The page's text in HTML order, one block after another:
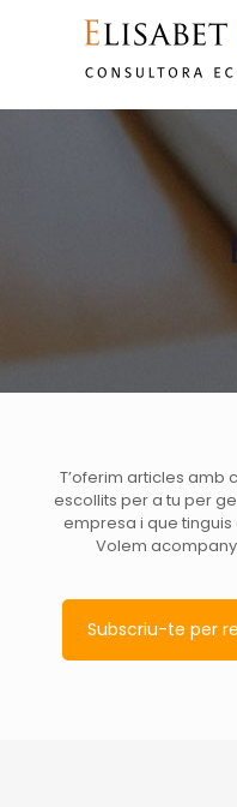
T’oferim articles amb
escollits per a tu per
empresa i que
Volem
Subscriu-te per